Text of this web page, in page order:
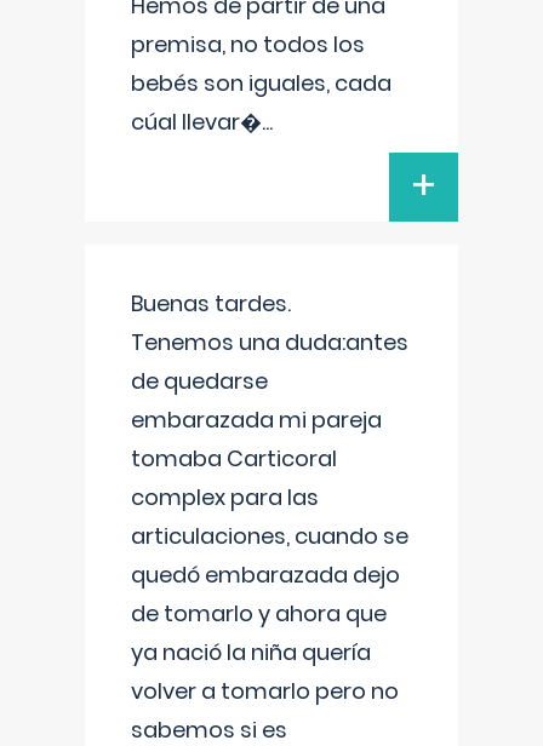
premisa, no todos los
bebés son iguales, cada
cúal llevar�...
+
Buenas tardes.
Tenemos una duda:antes
de quedarse
embarazada mi pareja
tomaba Carticoral
complex para las
articulaciones, cuando se
quedó embarazada dejo
de tomarlo y ahora que
ya nació la niña quería
volver a tomarlo pero no
sabemos si es